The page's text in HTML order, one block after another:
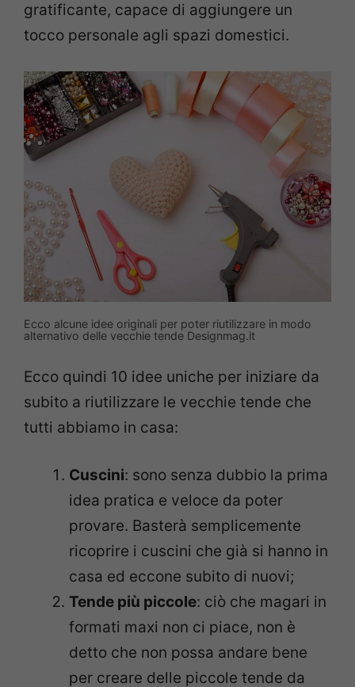
gratificante, capace di aggiungere un
tocco personale agli spazi domestici.
Ecco alcune idee originali per poter riutilizzare in modo
alternativo delle vecchie tende Designmag.it
Ecco quindi 10 idee uniche per iniziare da
subito a riutilizzare le vecchie tende che
tutti abbiamo in casa:
Cuscini: sono senza dubbio la prima
idea pratica e veloce da poter
provare. Basterà semplicemente
ricoprire i cuscini che già si hanno in
casa ed eccone subito di nuovi;
Tende più piccole: ciò che magari in
formati maxi non ci piace, non è
detto che non possa andare bene
per creare delle piccole tende da